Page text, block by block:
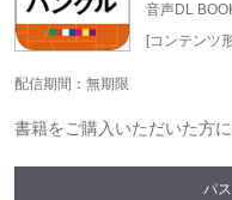
音声DL
[コンテンツ
配信期間：無期限
書籍をご購入いただいた方
パ